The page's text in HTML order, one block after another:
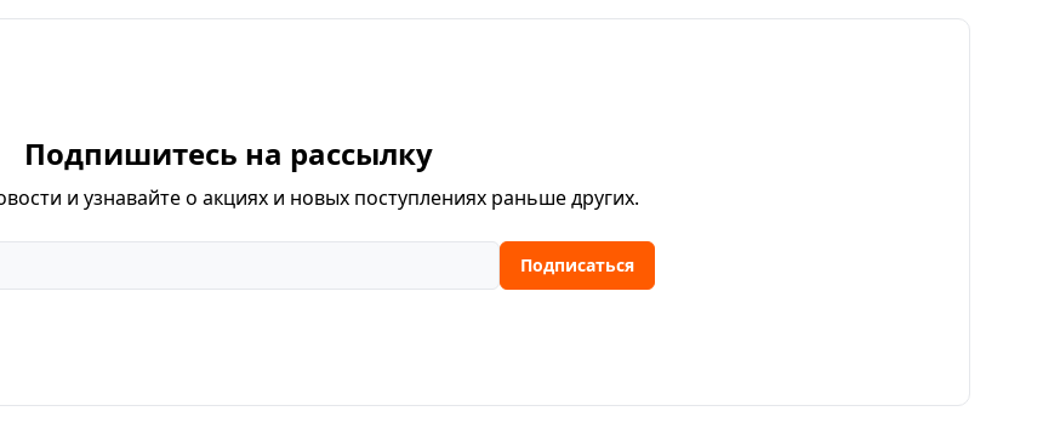
Подпишитесь на рассылку
и узнавайте о акциях и новых поступлениях раньше других.
Подписаться